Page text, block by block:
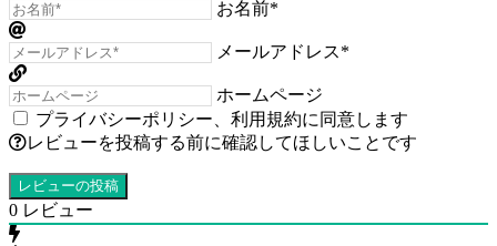
お名前*
メールアドレス*
ホームページ
プライバシーポリシー
利用規約に同意します
レビューを投稿する前に確認してほしいことです
0 レビュー